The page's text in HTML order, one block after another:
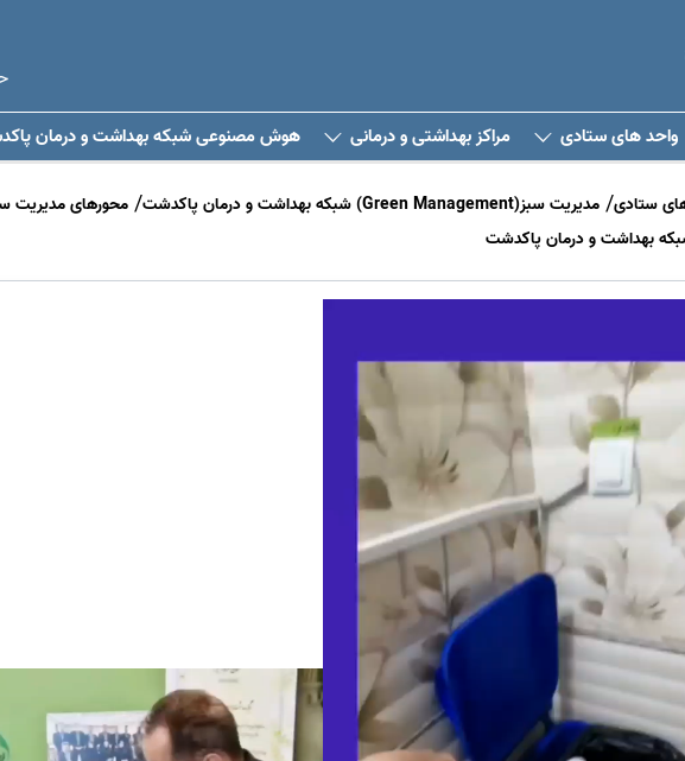
واحد های ستادی مراکز بهداشتی و درمانی هوش مصنوعی شبکه بهداشت و درمان
ستادی مدیریت سبز(Green Management) شبکه بهداشت و درمان پاکدشت
محورهای مدیریت
بهداشت و درمان پاکدشت